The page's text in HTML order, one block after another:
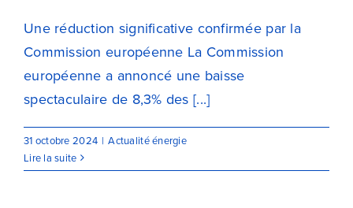
Une réduction significative confirmée par la
Commission européenne La Commission
européenne a annoncé une baisse
spectaculaire de 8,3% des [...]
31 octobre 2024 | Actualité énergie
Lire la suite